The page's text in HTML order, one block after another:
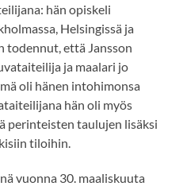
hän opiskeli
Helsingissä ja
todennut, että Jansson
ja maalari jo
oli hänen intohimonsa
hän oli myös
perinteisten taulujen lisäksi
tiloihin.
vuonna 30. maaliskuuta